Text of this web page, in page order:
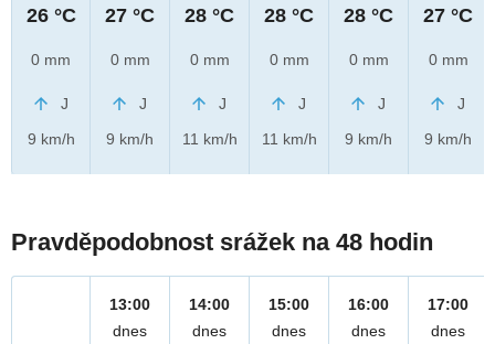
26 °C
0 mm
J
9 km/h
27 °C
0 mm
J
9 km/h
28 °C
0 mm
J
11 km/h
28 °C
0 mm
J
11 km/h
28 °C
0 mm
J
9 km/h
27 °C
0 mm
J
9 km/h
Pravděpodobnost srážek na 48 hodin
13:00
dnes
14:00
dnes
15:00
dnes
16:00
dnes
17:00
dnes